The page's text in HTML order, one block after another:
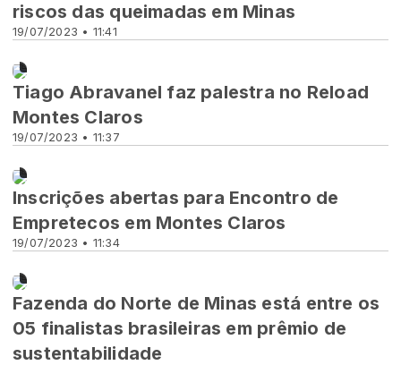
19/07/2023 • 11:41
riscos das queimadas em Minas
19/07/2023 • 11:37
Tiago Abravanel faz palestra no Reload
Montes Claros
19/07/2023 • 11:34
Inscrições abertas para Encontro de
Empretecos em Montes Claros
Fazenda do Norte de Minas está entre os
05 finalistas brasileiras em prêmio de
sustentabilidade